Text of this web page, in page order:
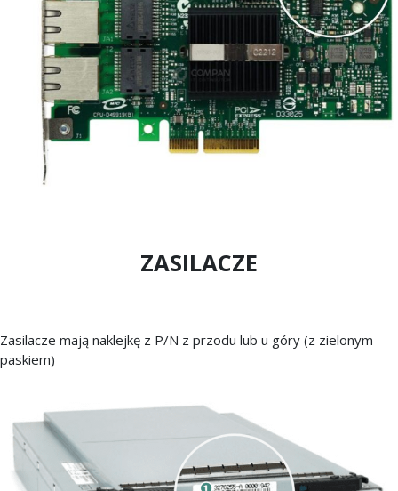
ZASILACZE
Zasilacze mają naklejkę z P/N z przodu lub u góry (z zielonym
paskiem)